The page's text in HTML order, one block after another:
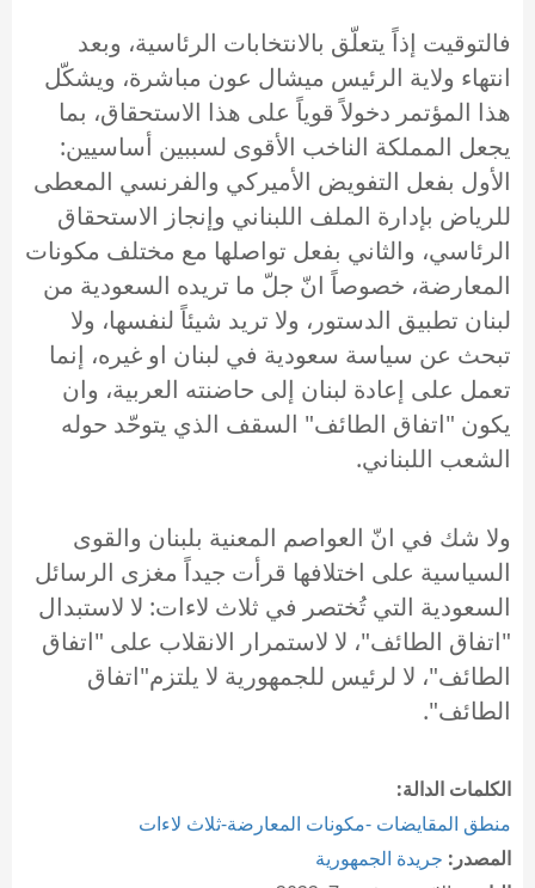
فالتوقيت إذاً يتعلّق بالانتخابات الرئاسية، وبعد
انتهاء ولاية الرئيس ميشال عون مباشرة، ويشكّل
هذا المؤتمر دخولاً قوياً على هذا الاستحقاق، بما
يجعل المملكة الناخب الأقوى لسببين أساسيين:
الأول بفعل التفويض الأميركي والفرنسي المعطى
للرياض بإدارة الملف اللبناني وإنجاز الاستحقاق
الرئاسي، والثاني بفعل تواصلها مع مختلف مكونات
المعارضة، خصوصاً انّ جلّ ما تريده السعودية من
لبنان تطبيق الدستور، ولا تريد شيئاً لنفسها، ولا
تبحث عن سياسة سعودية في لبنان او غيره، إنما
تعمل على إعادة لبنان إلى حاضنته العربية، وان
يكون "اتفاق الطائف" السقف الذي يتوحّد حوله
الشعب اللبناني.
ولا شك في انّ العواصم المعنية بلبنان والقوى
السياسية على اختلافها قرأت جيداً مغزى الرسائل
السعودية التي تُختصر في ثلاث لاءات: لا لاستبدال
"اتفاق الطائف"، لا لاستمرار الانقلاب على "اتفاق
الطائف"، لا لرئيس للجمهورية لا يلتزم"اتفاق
الطائف".
الكلمات الدالة:
منطق المقايضات -مكونات المعارضة-ثلاث لاءات
المصدر: جريدة الجمهورية